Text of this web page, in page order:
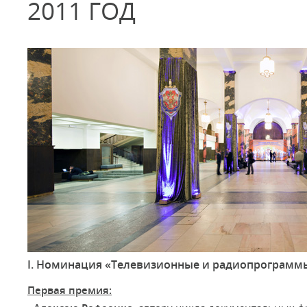
2011 ГОД
I. Номинация «Телевизионные и
Первая премия: